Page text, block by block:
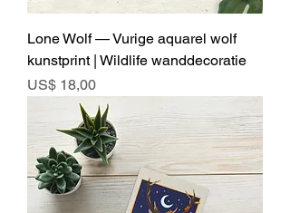
Lone Wolf — Vurige aquarel wolf
kunstprint | Wildlife wanddecoratie
Prijs
US$ 18,00